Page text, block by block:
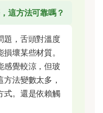
這方法可靠嗎？
題，舌頭對溫度
壞某些材質。
感覺較涼，但玻
法變數太多，
式。還是依賴觸